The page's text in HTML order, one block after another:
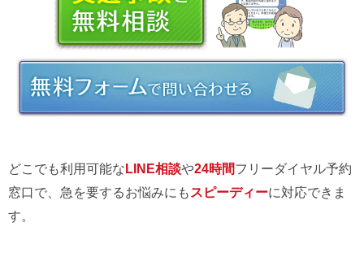
どこでも利用可能なLINE相談や24時間フリーダイヤル予約
窓口で、急を要するお悩みにも スピーディーに対応できま
す。